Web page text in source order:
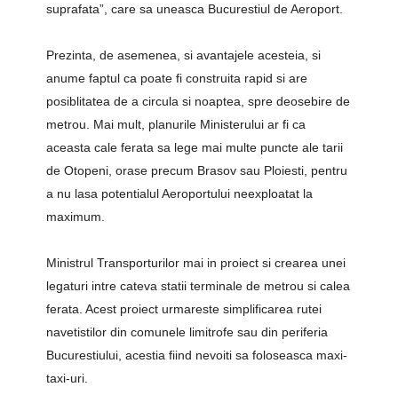
suprafata”, care sa uneasca Bucurestiul de Aeroport.
Prezinta, de asemenea, si avantajele acesteia, si
anume faptul ca poate fi construita rapid si are
posiblitatea de a circula si noaptea, spre deosebire de
metrou. Mai mult, planurile Ministerului ar fi ca
aceasta cale ferata sa lege mai multe puncte ale tarii
de Otopeni, orase precum Brasov sau Ploiesti, pentru
a nu lasa potentialul Aeroportului neexploatat la
maximum.
Ministrul Transporturilor mai in proiect si crearea unei
legaturi intre cateva statii terminale de metrou si calea
ferata. Acest proiect urmareste simplificarea rutei
navetistilor din comunele limitrofe sau din periferia
Bucurestiului, acestia fiind nevoiti sa foloseasca maxi-
taxi-uri.